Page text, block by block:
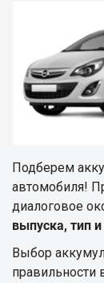
Подберем
автомобиля!
диалоговое
выпуска, тип
Выбор
правильности